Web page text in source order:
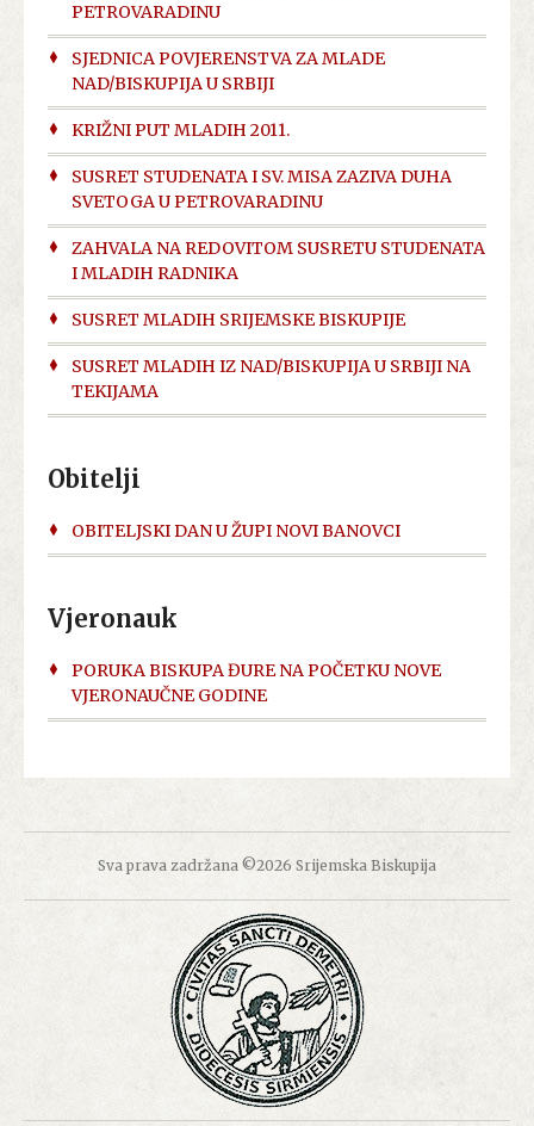
PETROVARADINU
SJEDNICA POVJERENSTVA ZA MLADE
NAD/BISKUPIJA U SRBIJI
KRIŽNI PUT MLADIH 2011.
SUSRET STUDENATA I SV. MISA ZAZIVA DUHA
SVETOGA U PETROVARADINU
ZAHVALA NA REDOVITOM SUSRETU STUDENATA
I MLADIH RADNIKA
SUSRET MLADIH SRIJEMSKE BISKUPIJE
SUSRET MLADIH IZ NAD/BISKUPIJA U SRBIJI NA
TEKIJAMA
Obitelji
OBITELJSKI DAN U ŽUPI NOVI BANOVCI
Vjeronauk
PORUKA BISKUPA ĐURE NA POČETKU NOVE
VJERONAUČNE GODINE
Sva prava zadržana ©2026 Srijemska Biskupija